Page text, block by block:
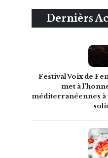
Dernièrs
Festival Voix de
met à
méditerranéennes à